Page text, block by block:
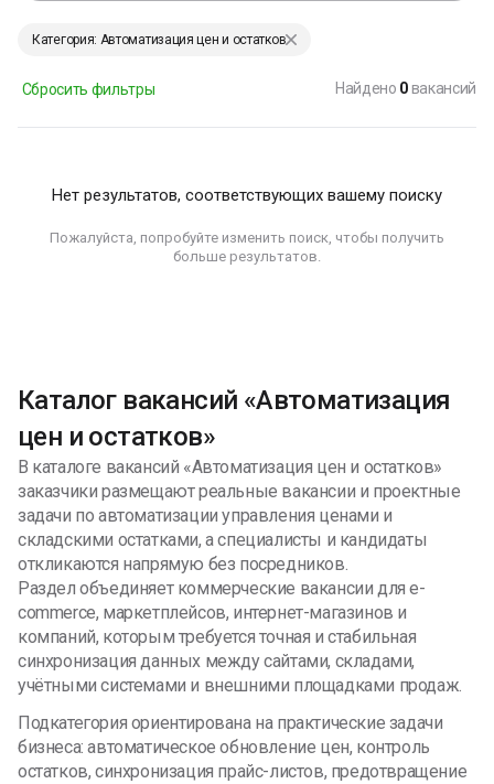
Категория: Автоматизация цен и остатков
Сбросить фильтры Найдено 0вакансий
Нет результатов, соответствующих вашему поиску
Пожалуйста, попробуйте изменить поиск, чтобы получить
больше результатов.
Каталог вакансий «Автоматизация
цен и остатков»
В каталоге вакансий «Автоматизация цен и остатков»
заказчики размещают реальные вакансии и проектные
задачи по автоматизации управления ценами и
складскими остатками, а специалисты и кандидаты
откликаются напрямую без посредников.
Раздел объединяет коммерческие вакансии для e-
commerce, маркетплейсов, интернет-магазинов и
компаний, которым требуется точная и стабильная
синхронизация данных между сайтами, складами,
учётными системами и внешними площадками продаж.
Подкатегория ориентирована на практические задачи
бизнеса: автоматическое обновление цен, контроль
остатков, синхронизация прайс-листов, предотвращение